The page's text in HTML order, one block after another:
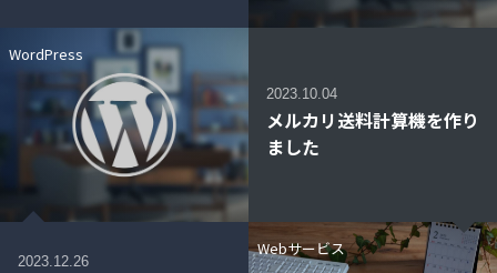
WordPress
2023.12.26
Webサービス
2023.10.04
メルカリ送料計算機を作り
ました